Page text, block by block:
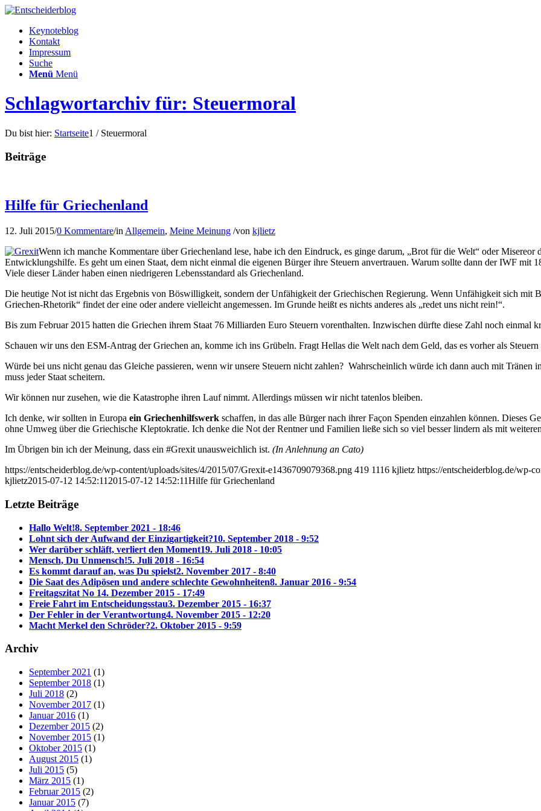
Keynoteblog
Kontakt
Impressum
Suche
Menü Menü
Schlagwortarchiv für: Steuermoral
Du bist hier: Startseite1 / Steuermoral
Beiträge
Hilfe für Griechenland
12. Juli 2015/0 Kommentare/in Allgemein, Meine Meinung /von kjlietz
Wenn ich manche Kommentare über Griechenland lese, habe ich den Eindruck, es ginge darum, „Brot für die Welt“ oder
Entwicklungshilfe. Es geht um einen Staat, dem nicht einmal die eigenen Bürger ihre Steuern anvertrauen. Warum sollte dann der IWF mit
Viele dieser Länder haben einen niedrigeren Lebensstandard als Griechenland.
Die heutige Not ist nicht das Ergebnis von Böswilligkeit, sondern der Unfähigkeit der Griechischen Regierung. Wenn Unfähigkeit sich mit
Griechen-Rhetorik“ findet der eine oder andere vielleicht angemessen. Im Grunde heißt es nichts anderes als „redet uns nicht rein!“.
Bis zum Februar 2015 hatten die Griechen ihrem Staat 76 Milliarden Euro Steuern vorenthalten. Inzwischen dürfte diese Zahl noch einmal
Schauen wir uns den ESM-Antrag der Griechen an, komme ich ins Grübeln. Fragt Hellas die Welt nach dem Geld, das es vorher als
Würde bei uns nicht genau das Gleiche passieren, wenn wir unsere Steuern nicht zahlen? Wahrscheinlich würde ich dann auch mit Tränen
muss jeder Staat scheitern.
Wir können nur zusehen, wie die Katastrophe ihren Lauf nimmt. Allerdings müssen wir nicht tatenlos bleiben.
Ich denke, wir sollten in Europa ein Griechenhilfswerk schaffen, in das alle Bürger nach ihrer Façon Spenden einzahlen können. Dieses
ohne Umweg über die Griechische Kleptokratie. Ich denke die Not der Rentner und Familien ließe sich so viel besser lindern als mit
Im Übrigen bin ich der Meinung, dass ein #Grexit unausweichlich ist. (In Anlehnung an Cato)
https://entscheiderblog.de/wp-content/uploads/sites/4/2015/07/Grexit-e1436709079368.png 419 1116 kjlietz https://entscheiderblog.de/wp-
kjlietz2015-07-12 14:52:11 2015-07-12 14:52:11Hilfe für Griechenland
Letzte Beiträge
Hallo Welt!8. September 2021 - 18:46
Lohnt sich der Aufwand der Einzigartigkeit?10. September 2018 - 9:52
Wer darüber schläft, verliert den Moment19. Juli 2018 - 10:05
Mensch, Du Unmensch!5. Juli 2018 - 16:54
Es kommt darauf an, was Du spielst2. November 2017 - 8:40
Die Saat des Adipösen und andere schlechte Gewohnheiten8. Januar 2016 - 9:54
Freitagszitat No 14. Dezember 2015 - 17:49
Freie Fahrt im Entscheidungsstau3. Dezember 2015 - 16:37
Der Fehler in der Verantwortung4. November 2015 - 12:20
Macht Merkel den Schröder?2. Oktober 2015 - 9:59
Archiv
September 2021 (1)
September 2018 (1)
Juli 2018 (2)
November 2017 (1)
Januar 2016 (1)
Dezember 2015 (2)
November 2015 (1)
Oktober 2015 (1)
August 2015 (1)
Juli 2015 (5)
März 2015 (1)
Februar 2015 (2)
Januar 2015 (7)